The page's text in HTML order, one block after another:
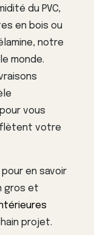
du PVC,
en bois ou
notre
monde.
vous
votre
en savoir
gros et
projet.